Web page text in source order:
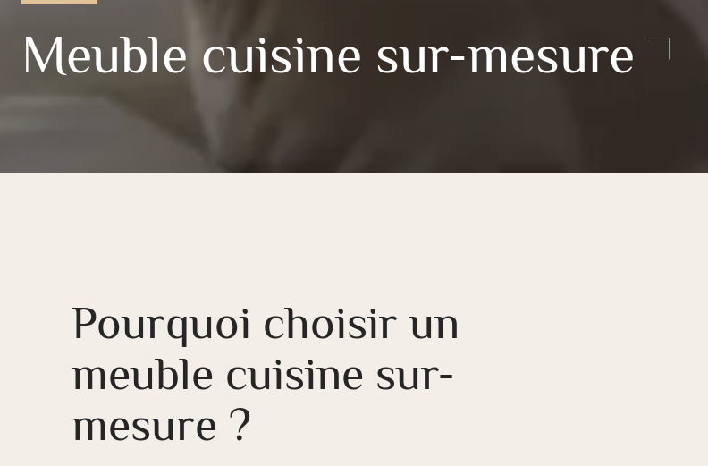
Meuble cuisine sur-mesure
Pourquoi choisir un
meuble cuisine sur-
mesure ?